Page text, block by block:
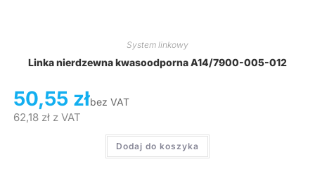
System linkowy
Linka nierdzewna kwasoodporna A14/7900-005-012
50,55 złbez VAT
62,18 złz VAT
Dodaj do koszyka